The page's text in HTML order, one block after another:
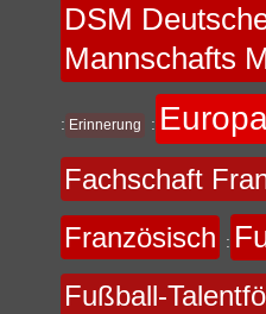
DSM
Mannschafts
: Erinnerung :
Fachschaft
Französisch :
Fußball-